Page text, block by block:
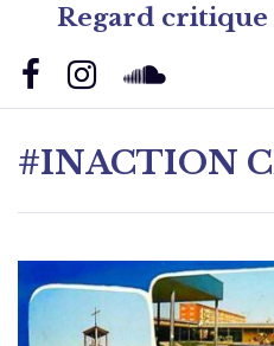
Regard critique
#INACTION